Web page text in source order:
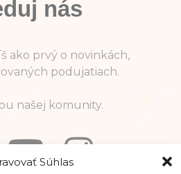
Súhlas
nás
ako prvý o novinkách,
podujatiach.
našej komunity.